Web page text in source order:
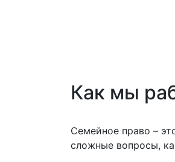
Как мы
Семейное право –
сложные вопросы,